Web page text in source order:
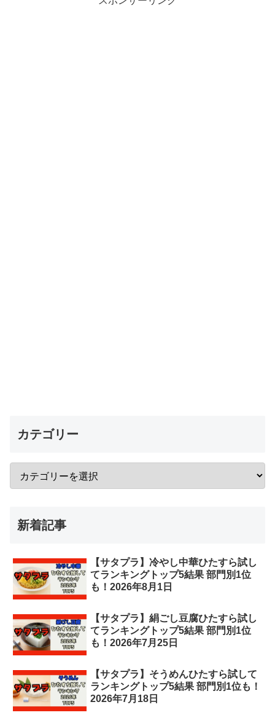
カテゴリー
新着記事
【サタプラ】冷やし中華ひたすら試し
てランキングトップ5結果 部門別1位
も！2026年8月1日
【サタプラ】絹ごし豆腐ひたすら試し
てランキングトップ5結果 部門別1位
も！2026年7月25日
【サタプラ】そうめんひたすら試して
ランキングトップ5結果 部門別1位も！
2026年7月18日